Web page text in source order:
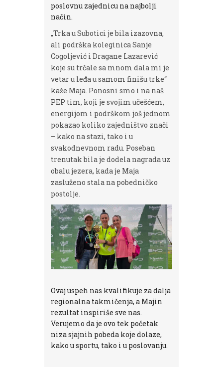
poslovnu zajednicu na najbolji
način.
„Trka u Subotici je bila izazovna,
ali podrška koleginica Sanje
Cogoljević i Dragane Lazarević
koje su trčale sa mnom dala mi je
vetar u leđa u samom finišu trke“
kaže Maja. Ponosni smo i na naš
PEP tim, koji je svojim učešćem,
energijom i podrškom još jednom
pokazao koliko zajedništvo znači
– kako na stazi, tako i u
svakodnevnom radu. Poseban
trenutak bila je dodela nagrada uz
obalu jezera, kada je Maja
zasluženo stala na pobedničko
postolje.
Ovaj uspeh nas kvalifikuje za dalja
regionalna takmičenja, a Majin
rezultat inspiriše sve nas.
Verujemo da je ovo tek početak
niza sjajnih pobeda koje dolaze,
kako u sportu, tako i u poslovanju.